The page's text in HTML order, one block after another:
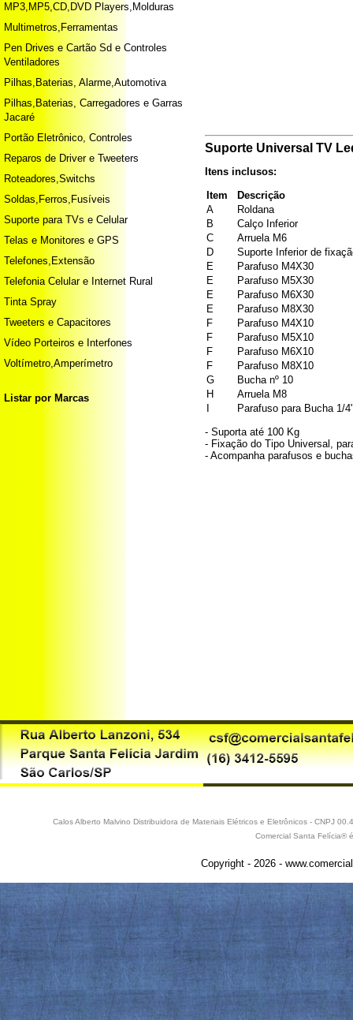
MP3,MP5,CD,DVD Players,Molduras
Multimetros,Ferramentas
Pen Drives e Cartão Sd e Controles
Ventiladores
Pilhas,Baterias, Alarme,Automotiva
Pilhas,Baterias, Carregadores e Garras
Jacaré
Portão Eletrônico, Controles
Reparos de Driver e Tweeters
Roteadores,Switchs
Soldas,Ferros,Fusíveis
Suporte para TVs e Celular
Telas e Monitores e GPS
Telefones,Extensão
Telefonia Celular e Internet Rural
Tinta Spray
Tweeters e Capacitores
Vídeo Porteiros e Interfones
Voltímetro,Amperímetro
Listar por Marcas
Suporte Universal TV
Itens inclusos:
Item
Descrição
A
Roldana
B
Calço Inferior
C
Arruela M6
D
Suporte Inferior de
E
Parafuso M4X30
E
Parafuso M5X30
E
Parafuso M6X30
E
Parafuso M8X30
F
Parafuso M4X10
F
Parafuso M5X10
F
Parafuso M6X10
F
Parafuso M8X10
G
Bucha nº 10
H
Arruela M8
Parafuso para Bucha 1/
- Suporta até 100 Kg
- Fixação do Tipo Universal,
- Acompanha parafusos e
Calos Alberto Malvino Distribuidora de Materiais Elétricos e Eletrônicos - CNPJ
Comercial Santa Felícia®
Copyright - 2026 -